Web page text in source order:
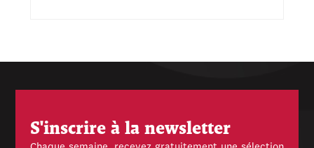
S'inscrire à la newsletter